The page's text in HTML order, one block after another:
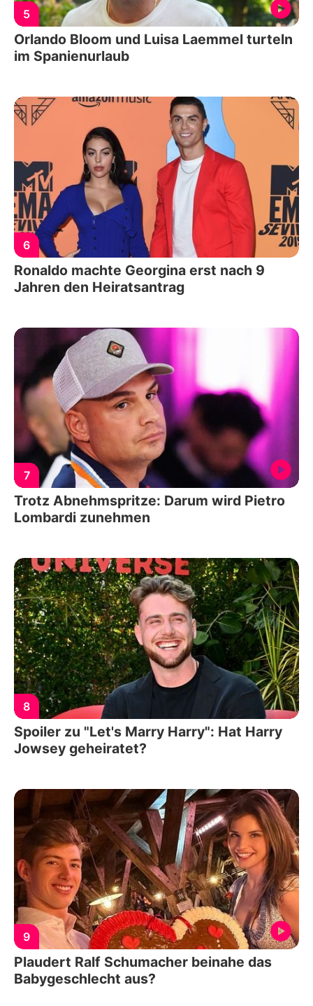
5
Orlando Bloom und Luisa Laemmel turteln
im Spanienurlaub
6
Ronaldo machte Georgina erst nach 9
Jahren den Heiratsantrag
7
Trotz Abnehmspritze: Darum wird Pietro
Lombardi zunehmen
8
Spoiler zu "Let's Marry Harry": Hat Harry
Jowsey geheiratet?
9
Plaudert Ralf Schumacher beinahe das
Babygeschlecht aus?